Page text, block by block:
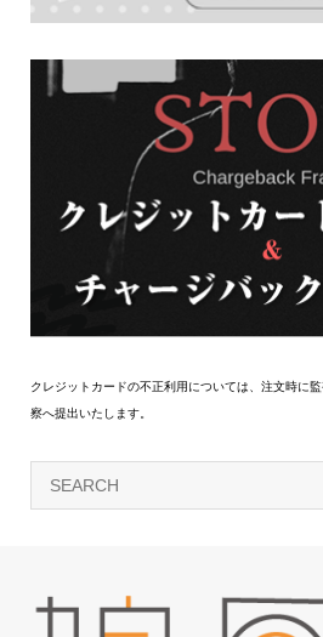
クレジットカードの不正利用については、注文時に
察へ提出いたします。